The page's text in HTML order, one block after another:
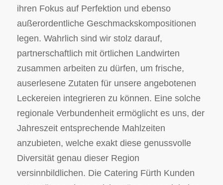
ihren Fokus auf Perfektion und ebenso
außerordentliche Geschmackskompositionen
legen. Wahrlich sind wir stolz darauf,
partnerschaftlich mit örtlichen Landwirten
zusammen arbeiten zu dürfen, um frische,
auserlesene Zutaten für unsere angebotenen
Leckereien integrieren zu können. Eine solche
regionale Verbundenheit ermöglicht es uns, der
Jahreszeit entsprechende Mahlzeiten
anzubieten, welche exakt diese genussvolle
Diversität genau dieser Region
versinnbildlichen. Die Catering Fürth Kunden